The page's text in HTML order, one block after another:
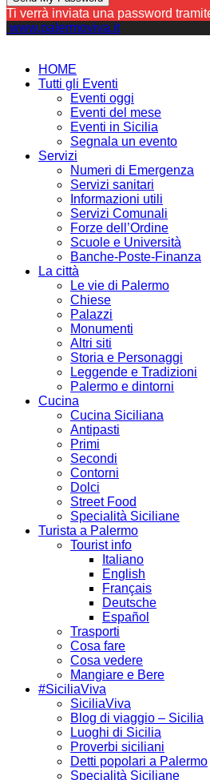
Ti verrà inviata una password
www.palermoviva.it
HOME
Tutti gli Eventi
Eventi oggi
Eventi del mese
Eventi in Sicilia
Segnala un evento
Servizi
Numeri di Emergenza
Servizi sanitari
Informazioni utili
Servizi Comunali
Forze dell’Ordine
Scuole e Università
Banche-Poste-Finanza
La città
Le vie di Palermo
Chiese
Palazzi
Monumenti
Altri siti
Storia e Personaggi
Leggende e Tradizioni
Palermo e dintorni
Cucina
Cucina Siciliana
Antipasti
Primi
Secondi
Contorni
Dolci
Street Food
Specialità Siciliane
Turista a Palermo
Tourist info
Italiano
English
Français
Deutsche
Español
Trasporti
Cosa fare
Cosa vedere
Mangiare e Bere
#SiciliaViva
SiciliaViva
Blog di viaggio – Sicilia
Luoghi di Sicilia
Proverbi siciliani
Detti popolari a Palermo
Specialità Siciliane